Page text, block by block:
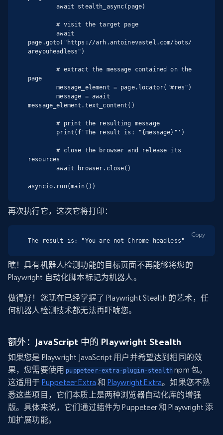
        await stealth_async(page)
        # visit the target page
        await
page.goto("https://arh.antoinevastel.com/bots/
areyouheadless")
        # extract the message contained on the
page
        message_element = page.locator("#res")
        message = await
message_element.text_content()
        # print the resulting message
        # close the browser and release its
resources
        await browser.close()
asyncio.run(main())
再次执行它，这次它将打印：
The result is: "You are not Chrome headless"
Copy
瞧！具有机器人检测功能的目标页面不再能够将您的
Playwright 自动化脚本标记为机器人。
做得好！您现在已经掌握了 Playwright Stealth 的艺术，任
何机器人检测技术都无法再吓唬您。
额外：JavaScript 中的 Playwright Stealth
如果您是 Playwright JavaScript 用户并希望达到相同的效
果，您需要使用 puppeteer-extra-plugin-stealth npm 包。
这适用于 Puppeteer Extra 和 Playwright Extra。如果您不熟
悉这些项目，它们本质上是两种浏览器自动化库的增强
版。具体来说，它们通过插件为 Puppeteer 和 Playwright 添
加扩展功能。